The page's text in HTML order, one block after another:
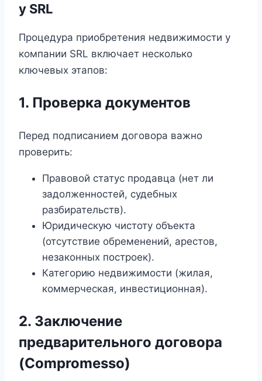
у SRL
Процедура приобретения недвижимости у
компании SRL включает несколько
ключевых этапов:
1. Проверка документов
Перед подписанием договора важно
проверить:
Правовой статус продавца (нет ли
задолженностей, судебных
разбирательств).
Юридическую чистоту объекта
(отсутствие обременений, арестов,
незаконных построек).
Категорию недвижимости (жилая,
коммерческая, инвестиционная).
2. Заключение
предварительного договора
(Compromesso)